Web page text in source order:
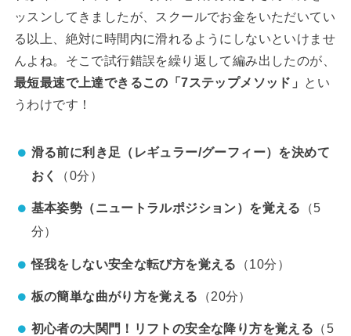
ッスンしてきましたが、スクールでお金をいただいてい
る以上、絶対に時間内に滑れるようにしないといけませ
んよね。そこで試行錯誤を繰り返して編み出したのが、
最短最速で上達できるこの「7ステップメソッド」
とい
うわけです！
滑る前に利き足（レギュラー/グーフィー）を決めて
おく
（0分）
基本姿勢（ニュートラルポジション）を覚える
（5
分）
怪我をしない安全な転び方を覚える （10分）
板の簡単な曲がり方を覚える （20分）
初心者の大関門！リフトの安全な降り方を覚える （5